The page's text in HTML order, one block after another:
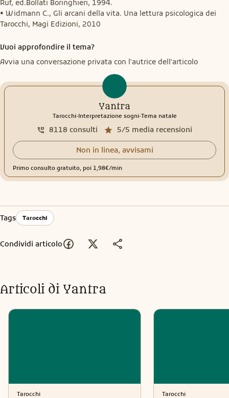
Ruf, ed.Bollati Boringhieri, 1994.
• Widmann C., Gli arcani della vita. Una lettura psicologica dei
Tarocchi, Magi Edizioni, 2010
Vuoi approfondire il tema?
Avvia una conversazione privata con l'autrice dell'articolo
Yantra
Tarocchi.Interpretazione sogni.Tema natale
5/5 media recensioni
8118 consulti
Non in linea, avvisami
Primo consulto gratuito, poi 1,98€/min
Tags Tarocchi
Condividi articolo
Articoli di Yantra
Tarocchi Tarocchi